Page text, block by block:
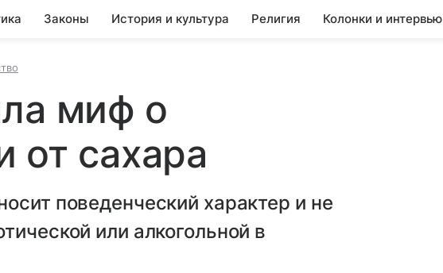
Законы История и культура Религия Колонки и интервью
миф о
от сахара
поведенческий характер и не
или алкогольной в